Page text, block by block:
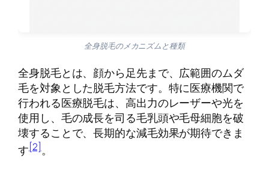
全身脱毛のメカニズムと種類
全身脱毛とは、顔から足先まで、広範囲のムダ
毛を対象とした脱毛方法です。特に医療機関で
行われる医療脱毛は、高出力のレーザーや光を
使用し、毛の成長を司る毛乳頭や毛母細胞を破
壊することで、長期的な減毛効果が期待できま
す[2]。